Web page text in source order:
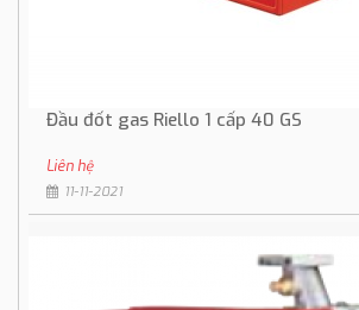
Đầu đốt gas Riello 1 cấp 40 GS
Liên hệ
11-11-2021